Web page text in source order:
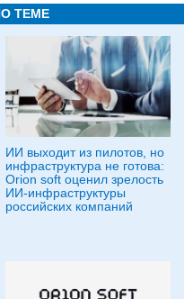
ТЕМЕ
ИИ выходит из пилотов, но
инфраструктура не готова:
Orion soft оценил зрелость
ИИ-инфраструктуры
российских компаний